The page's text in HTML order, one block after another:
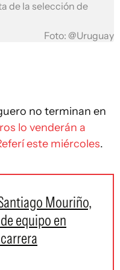
de la selección de
Foto: @Uruguay
no terminan en
lo venderán a
este miércoles.
Mouriño,
equipo en